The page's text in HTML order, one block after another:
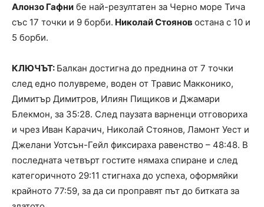
Алонзо Гафни бе най-резултатен за Черно море Тича
със 17 точки и 9 борби. Николай Стоянов остана с 10 и
5 борби.
КЛЮЧЪТ: Балкан достигна до преднина от 7 точки
след едно полувреме, воден от Травис Макконико,
Димитър Димитров, Илиян Пищиков и Джамари
Блекмон, за 35:28. След паузата варненци отговориха
и чрез Иван Карачич, Николай Стоянов, Ламонт Уест и
Джелани Уотсън-Гейл фиксираха равенство – 48:48. В
последната четвърт гостите нямаха спиране и след
категоричното 29:11 стигнаха до успеха, оформяйки
крайното 77:59, за да си проправят път до битката за